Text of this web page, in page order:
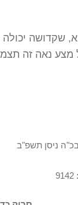
שקדושה
מצע נאה זה
ניסן תשפ"ב